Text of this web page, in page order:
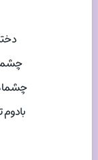
بادوم